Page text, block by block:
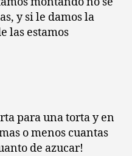
y si le damos la
las estamos
para una torta y en
o menos cuantas
de azucar!